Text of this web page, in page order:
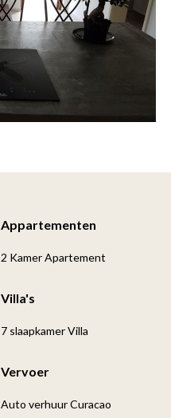
Appartementen
2 Kamer Apartement
Villa's
7 slaapkamer Villa
Vervoer
Auto verhuur Curacao